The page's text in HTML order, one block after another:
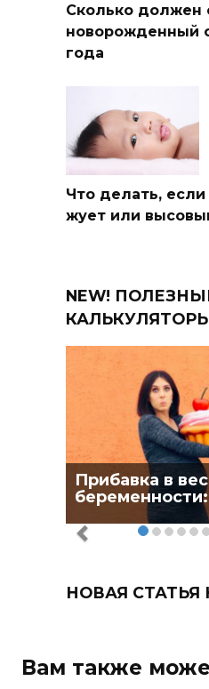
Сколько должен
новорожденный
года
Что делать,
жует или
NEW!
Прибавка в
НОВАЯ СТАТЬЯ
Вам также